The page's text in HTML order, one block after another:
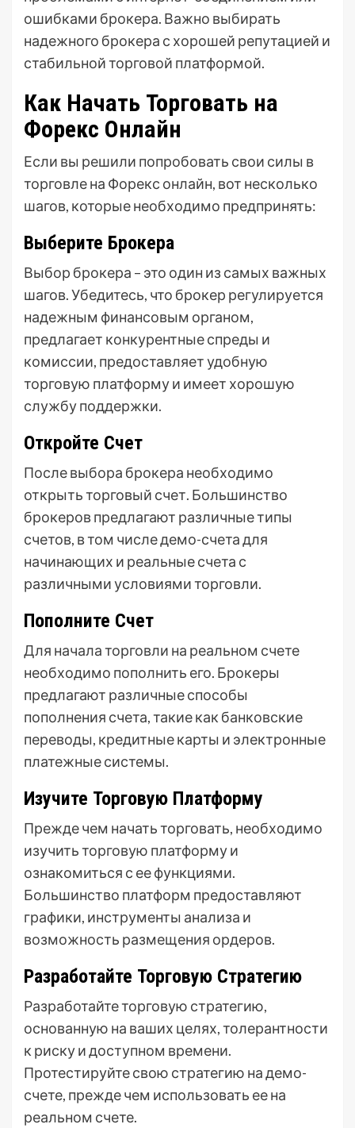
ошибками брокера. Важно выбирать
надежного брокера с хорошей репутацией и
стабильной торговой платформой.
Как Начать Торговать на
Форекс Онлайн
Если вы решили попробовать свои силы в
торговле на Форекс онлайн, вот несколько
шагов, которые необходимо предпринять:
Выберите Брокера
Выбор брокера – это один из самых важных
шагов. Убедитесь, что брокер регулируется
надежным финансовым органом,
предлагает конкурентные спреды и
комиссии, предоставляет удобную
торговую платформу и имеет хорошую
службу поддержки.
Откройте Счет
После выбора брокера необходимо
открыть торговый счет. Большинство
брокеров предлагают различные типы
счетов, в том числе демо-счета для
начинающих и реальные счета с
различными условиями торговли.
Пополните Счет
Для начала торговли на реальном счете
необходимо пополнить его. Брокеры
предлагают различные способы
пополнения счета, такие как банковские
переводы, кредитные карты и электронные
платежные системы.
Изучите Торговую Платформу
Прежде чем начать торговать, необходимо
изучить торговую платформу и
ознакомиться с ее функциями.
Большинство платформ предоставляют
графики, инструменты анализа и
возможность размещения ордеров.
Разработайте Торговую Стратегию
Разработайте торговую стратегию,
основанную на ваших целях, толерантности
к риску и доступном времени.
Протестируйте свою стратегию на демо-
счете, прежде чем использовать ее на
реальном счете.